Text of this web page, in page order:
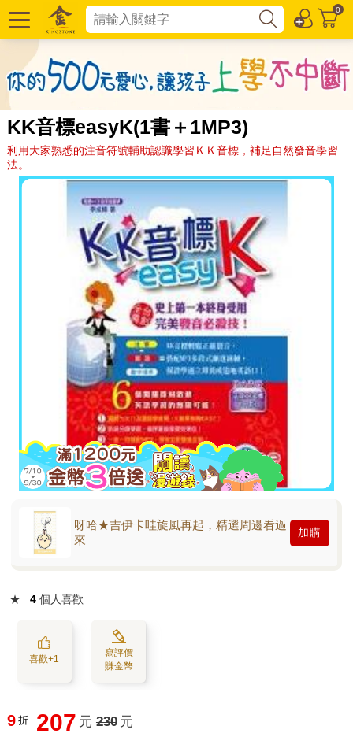
0
KK音標easyK(1書＋1MP3)
利用大家熟悉的注音符號輔助認識學習ＫＫ音標，補足自然發音學習
法。
呀哈★吉伊卡哇旋風再起，精選周邊看過
來
加購
★ 4 個人喜歡
喜歡+1
寫評價
賺金幣
9 折 207 元 230 元